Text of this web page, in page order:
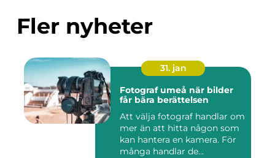
Fler nyheter
31. jan
Fotograf umeå när bilder
får bära berättelsen
Att välja fotograf handlar om
mer än att hitta någon som
kan hantera en kamera. För
många handlar de...